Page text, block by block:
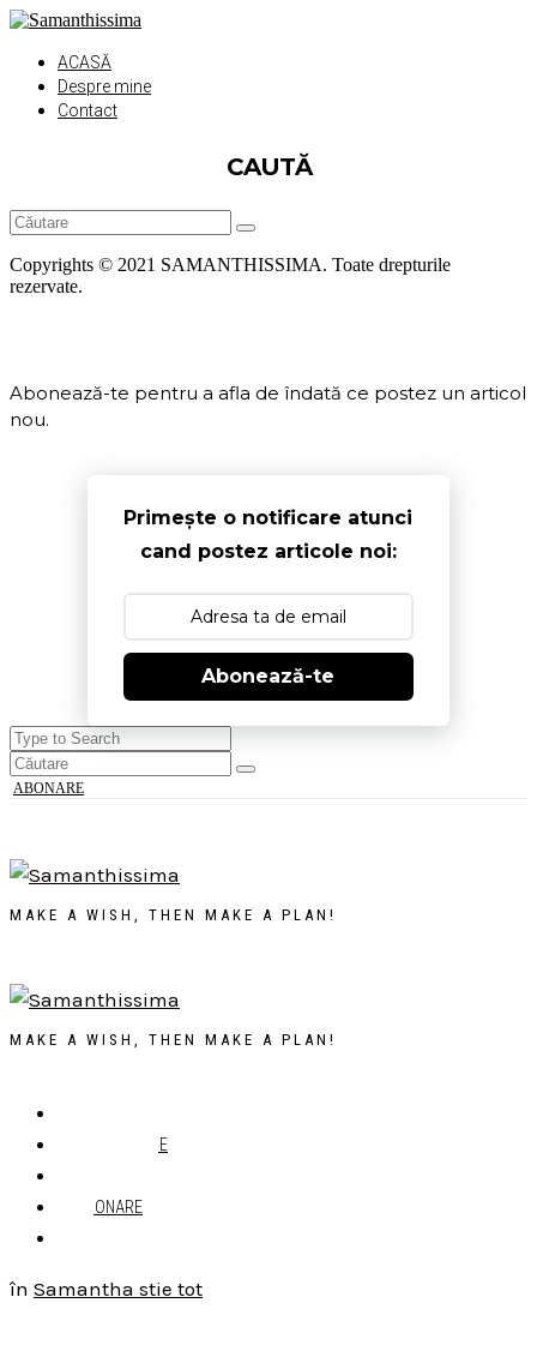
ACASĂ
Despre mine
Contact
CAUTĂ
Copyrights © 2021 SAMANTHISSIMA. Toate drepturile
rezervate.
Abonează-te pentru a afla de îndată ce postez un articol
nou.
Primește o notificare atunci
cand postez articole noi:
Abonează-te
ABONARE
MAKE A WISH, THEN MAKE A PLAN!
MAKE A WISH, THEN MAKE A PLAN!
DESPRE MINE
ABONARE
în Samantha stie tot